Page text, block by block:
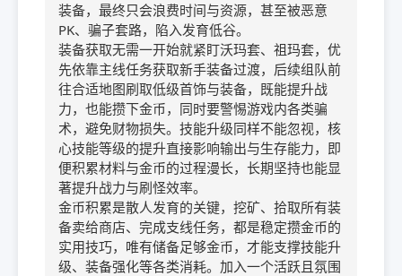
装备，最终只会浪费时间与资源，甚至被恶意
PK、骗子套路，陷入发育低谷。
装备获取无需一开始就紧盯沃玛套、祖玛套，优
先依靠主线任务获取新手装备过渡，后续组队前
往合适地图刷取低级首饰与装备，既能提升战
力，也能攒下金币，同时要警惕游戏内各类骗
术，避免财物损失。技能升级同样不能忽视，核
心技能等级的提升直接影响输出与生存能力，即
便积累材料与金币的过程漫长，长期坚持也能显
著提升战力与刷怪效率。
金币积累是散人发育的关键，挖矿、拾取所有装
备卖给商店、完成支线任务，都是稳定攒金币的
实用技巧，唯有储备足够金币，才能支撑技能升
级、装备强化等各类消耗。加入一个活跃且氛围